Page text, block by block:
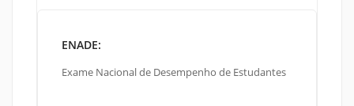
ENADE:
Exame Nacional de Desempenho de Estudantes